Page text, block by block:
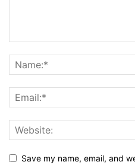
Save my name, email, and